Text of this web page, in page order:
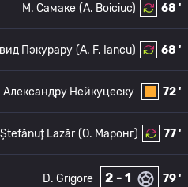
68 '
(A. Boiciuc)
М. Самаке
68 '
(A. F. Iancu)
Пэкурару
72 '
Нейкуцеску
77 '
(O. Маронг)
Lazăr
79 '
2 - 1
D. Grigore